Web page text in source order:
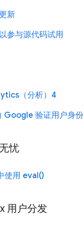
新
参与源代码试用
（分析）4
Google 验证用户身份
忧
使用 eval()
用户分发